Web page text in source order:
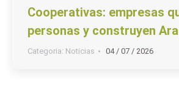
Cooperativas: empresas
personas y construyen
Categoria: Noticias 04 / 07 / 2026